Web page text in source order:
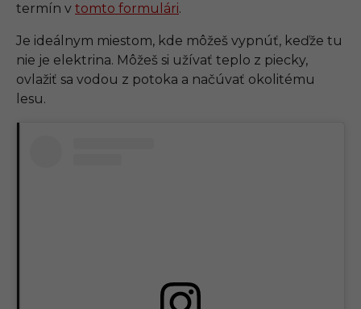
termín v tomto formulári.
Je ideálnym miestom, kde môžeš vypnúť, keďže tu
nie je elektrina. Môžeš si užívať teplo z piecky,
ovlažiť sa vodou z potoka a načúvať okolitému
lesu.